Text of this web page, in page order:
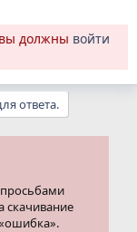
должны войти
ответа.
скачивание